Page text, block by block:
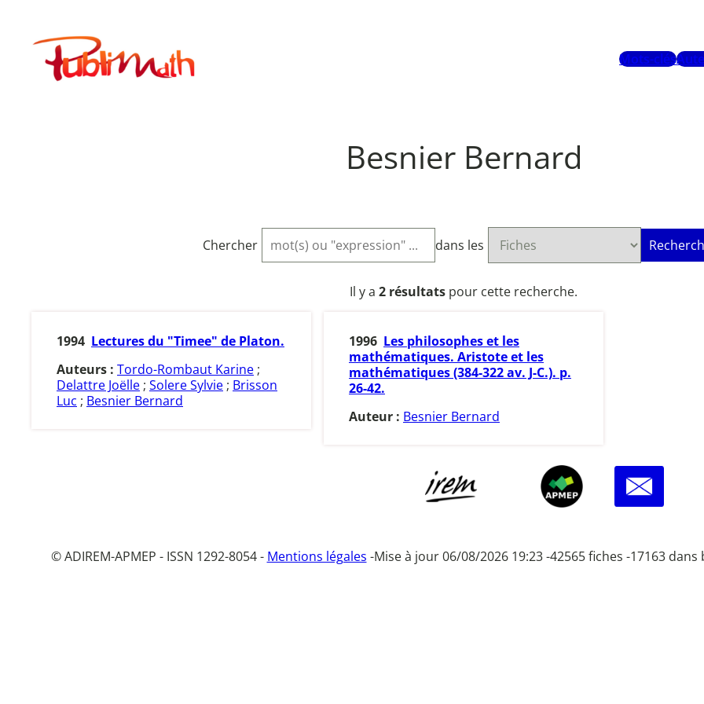
contenuPublimath
Mots-clés
Besnier Bernard
Chercher dans les
Il y a 2 résultats pour cette recherche.
1994 Lectures du "Timee" de Platon.
Auteurs : Tordo-Rombaut Karine ;
Delattre Joëlle ; Solere Sylvie ; Brisson
Luc ; Besnier Bernard
1996 Les philosophes et les
mathématiques. Aristote et les
mathématiques (384-322 av. J-C.). p.
26-42.
Auteur : Besnier Bernard
© ADIREM-APMEP - ISSN 1292-8054 - Mentions légales -Mise à jour 06/08/2026 19:23 -42565 fiches -17163